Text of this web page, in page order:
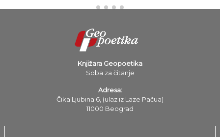
Knjižara Geopoetika
Soba za čitanje
Adresa:
Čika Ljubina 6, (ulaz iz Laze Pačua)
11000 Beograd